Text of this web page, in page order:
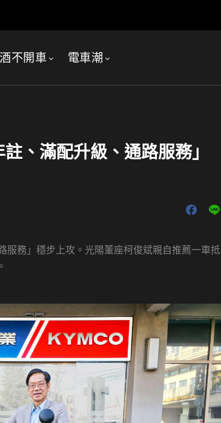
不開車 電車潮
、滿配升級、通路服務」
務」穩步上攻。光陽董座柯俊斌親自推薦一車抵